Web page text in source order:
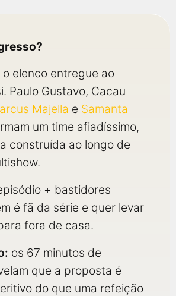
o elenco entregue ao
Paulo Gustavo, Cacau
Majella e Samanta
um time afiadíssimo,
construída ao longo de
+ bastidores
é fã da série e quer levar
fora de casa.
os 67 minutos de
que a proposta é
do que uma refeição